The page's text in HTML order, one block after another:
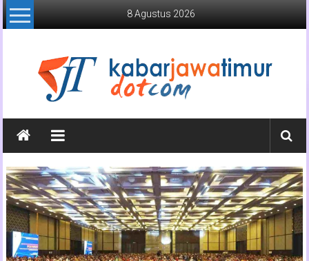
Lompat
ke
8 Agustus 2026
Kabar
Jawa
Timur
Media
Online
Jawa
Timur